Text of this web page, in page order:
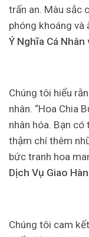
trấn an. Màu sắc
phóng khoáng và
Ý Nghĩa Cá
Chúng tôi hiểu
nhân. “Hoa Chia
nhân hóa. Bạn
thậm chí thêm
bức tranh hoa
Dịch Vụ Giao
Chúng tôi cam